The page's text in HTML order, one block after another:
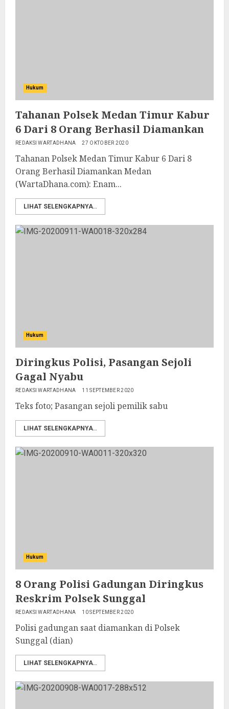
Hukum
Tahanan Polsek Medan Timur Kabur
6 Dari 8 Orang Berhasil Diamankan
REDAKSI WARTADHANA 27 OKTOBER 2020
Tahanan Polsek Medan Timur Kabur 6 Dari 8
Orang Berhasil Diamankan Medan
(WartaDhana.com): Enam...
LIHAT SELENGKAPNYA..
Hukum
Diringkus Polisi, Pasangan Sejoli
Gagal Nyabu
REDAKSI WARTADHANA 11 SEPTEMBER 2020
Teks foto; Pasangan sejoli pemilik sabu
LIHAT SELENGKAPNYA..
Hukum
8 Orang Polisi Gadungan Diringkus
Reskrim Polsek Sunggal
REDAKSI WARTADHANA 10 SEPTEMBER 2020
Polisi gadungan saat diamankan di Polsek
Sunggal (dian)
LIHAT SELENGKAPNYA..